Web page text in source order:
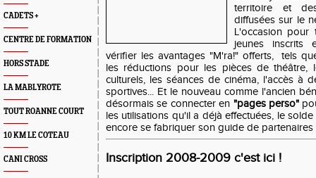
CADETS +
CENTRE DE FORMATION
HORS STADE
LA MABLYROTE
TOUT ROANNE COURT
10 KM LE COTEAU
CANI CROSS
territoire et
diffusées sur le
L'occasion pour
jeunes inscrits
vérifier les avantages "M'ra!" offerts, tels
les réductions pour les pièces de théâtre,
culturels, les séances de cinéma, l'accès à
sportives... Et le nouveau comme l'ancien
désormais se connecter en "pages perso"
les utilisations qu'il a déjà effectuées, le
encore se fabriquer son guide de partenaires
Inscription 2008-2009 c'est ici !